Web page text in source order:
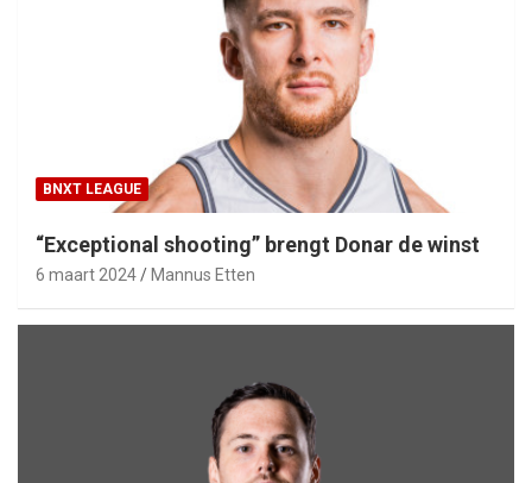
BNXT LEAGUE
“Exceptional shooting” brengt Donar de winst
6 maart 2024 Mannus Etten